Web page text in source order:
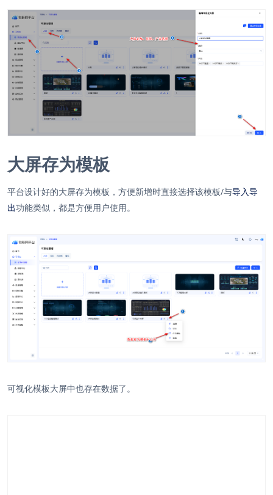
大屏存为模板
平台设计好的大屏存为模板，方便新增时直接选择该模板/与导入导
出功能类似，都是方便用户使用。
可视化模板大屏中也存在数据了。